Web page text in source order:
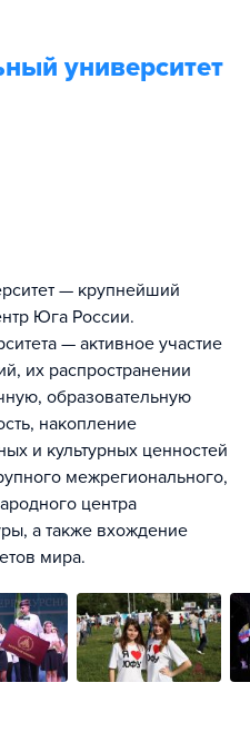
университет
— крупнейший
Юга России.
— активное участие
их распространении
образовательную
накопление
и культурных ценностей
межрегионального,
центра
а также вхождение
мира.